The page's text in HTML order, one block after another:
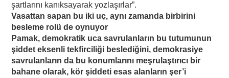
şartlarını kanıksayarak yozlaşırlar”.
Vasattan sapan bu iki uç, aynı zamanda birbirini
besleme rolü de oynuyor
Pamak, demokratik uca savrulanların bu tutumunun
şiddet eksenli tekfirciliği beslediğini, demokrasiye
savrulanların da bu konumlarını meşrulaştırıcı bir
bahane olarak, kör şiddeti esas alanların şer’i